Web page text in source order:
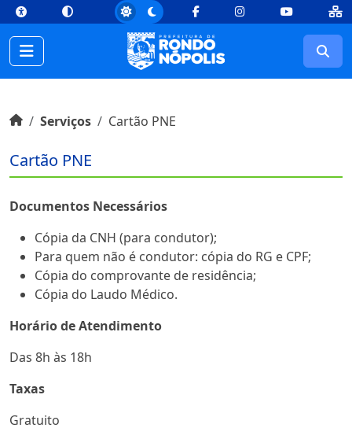
topConteúdo [1] Menu Principal [2] Busca [3] Rodapé [4]
FacebookInstagramYoutube
Início do conteúdo
InícioServiços Cartão PNE
Cartão PNE
Documentos Necessários
Cópia da CNH (para condutor);
Para quem não é condutor: cópia do RG e CPF;
Cópia do comprovante de residência;
Cópia do Laudo Médico.
Horário de Atendimento
Das 8h às 18h
Taxas
Gratuito